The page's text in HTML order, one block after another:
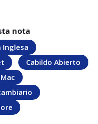
nota
Inglesa
Cabildo Abierto